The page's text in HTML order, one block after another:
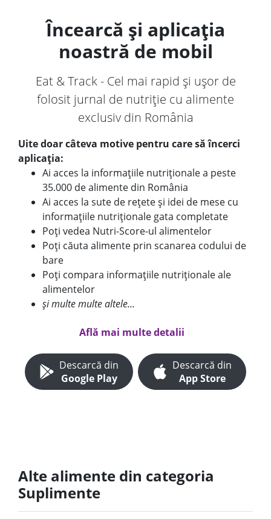
Încearcă și aplicația
noastră de mobil
Eat & Track - Cel mai rapid și ușor de
folosit jurnal de nutriție cu alimente
exclusiv din România
Uite doar câteva motive pentru care să încerci
aplicația:
Ai acces la informațiile nutriționale a peste
35.000 de alimente din România
Ai acces la sute de rețete și idei de mese cu
informațiile nutriționale gata completate
Poți vedea Nutri-Score-ul alimentelor
Poți căuta alimente prin scanarea codului de
bare
Poți compara informațiile nutriționale ale
alimentelor
și multe multe altele...
Află mai multe detalii
Descarcă din
Google Play
Descarcă din
App Store
Alte alimente din categoria
Suplimente